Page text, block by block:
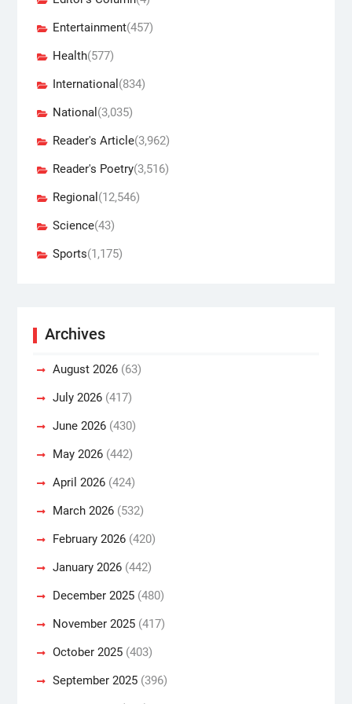
Entertainment(457)
Health(577)
International (834)
National (3,035)
Reader's Article(3,962)
Reader's Poetry(3,516)
Regional (12,546)
Science(43)
Sports(1,175)
Archives
August 2026(63)
July 2026(417)
June 2026(430)
May 2026(442)
April 2026(424)
March 2026(532)
February 2026(420)
January 2026(442)
December 2025(480)
November 2025(417)
October 2025(403)
September 2025(396)